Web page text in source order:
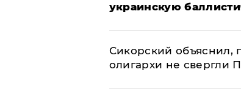
украинскую
Сикорский объяснил,
олигархи не свергли